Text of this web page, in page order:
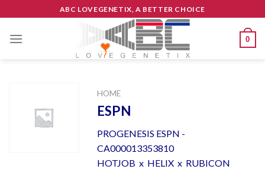
to
content
ABC LOVEGENETIX, A BETTER CHOICE
0
HOME
ESPN
PROGENESIS ESPN -
CA000013353810
HOTJOB x HELIX x RUBICON